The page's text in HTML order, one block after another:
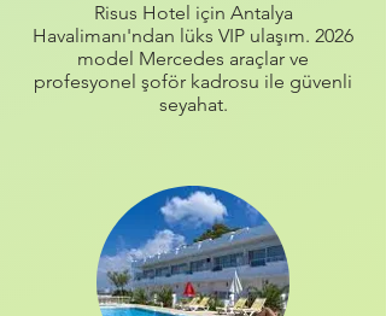
Risus Hotel için Antalya
Havalimanı'ndan lüks VIP ulaşım. 2026
model Mercedes araçlar ve
profesyonel şoför kadrosu ile güvenli
seyahat.